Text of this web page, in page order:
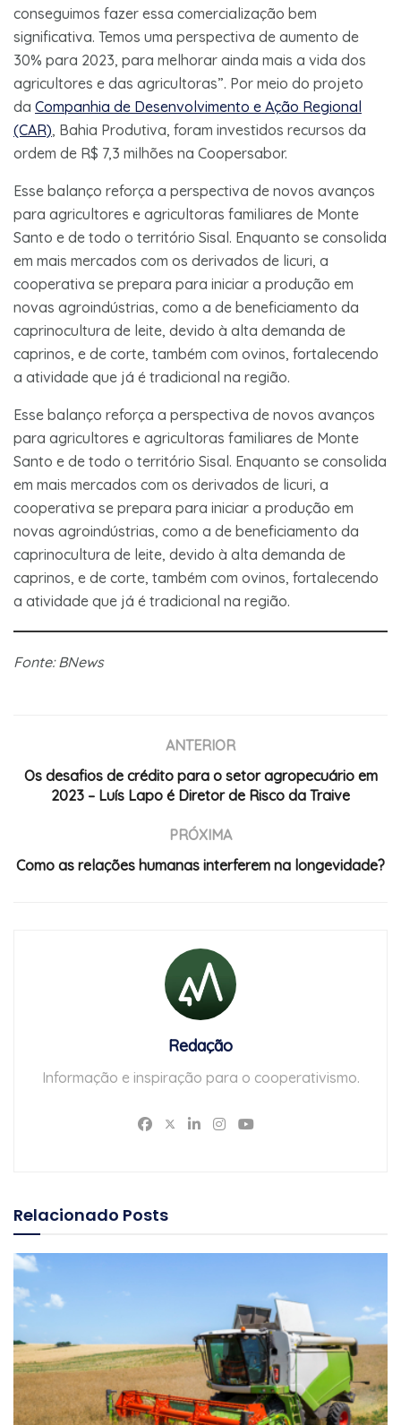
conseguimos fazer essa comercialização bem
significativa. Temos uma perspectiva de aumento de
30% para 2023, para melhorar ainda mais a vida dos
agricultores e das agricultoras”. Por meio do projeto
da Companhia de Desenvolvimento e Ação Regional
(CAR), Bahia Produtiva, foram investidos recursos da
ordem de R$ 7,3 milhões na Coopersabor.
Esse balanço reforça a perspectiva de novos avanços
para agricultores e agricultoras familiares de Monte
Santo e de todo o território Sisal. Enquanto se consolida
em mais mercados com os derivados de licuri, a
cooperativa se prepara para iniciar a produção em
novas agroindústrias, como a de beneficiamento da
caprinocultura de leite, devido à alta demanda de
caprinos, e de corte, também com ovinos, fortalecendo
a atividade que já é tradicional na região.
Esse balanço reforça a perspectiva de novos avanços
para agricultores e agricultoras familiares de Monte
Santo e de todo o território Sisal. Enquanto se consolida
em mais mercados com os derivados de licuri, a
cooperativa se prepara para iniciar a produção em
novas agroindústrias, como a de beneficiamento da
caprinocultura de leite, devido à alta demanda de
caprinos, e de corte, também com ovinos, fortalecendo
a atividade que já é tradicional na região.
Fonte: BNews
ANTERIOR
Os desafios de crédito para o setor agropecuário em
2023 – Luís Lapo é Diretor de Risco da Traive
PRÓXIMA
Como as relações humanas interferem na longevidade?
Redação
Informação e inspiração para o cooperativismo.
Relacionado Posts